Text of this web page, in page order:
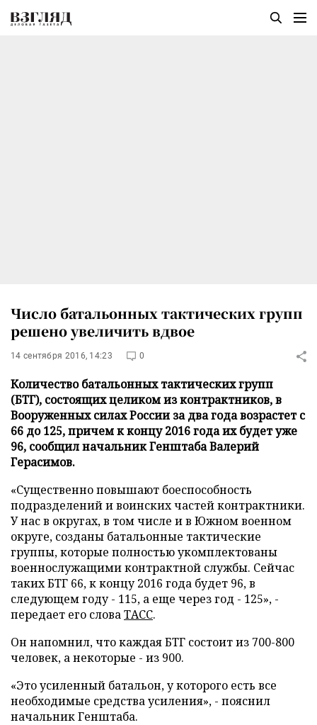
Число батальонных тактических групп
решено увеличить вдвое
14 сентября 2016, 14:23 0
Количество батальонных тактических групп
(БТГ), состоящих целиком из контрактников, в
Вооруженных силах России за два года возрастет с
66 до 125, причем к концу 2016 года их будет уже
96, сообщил начальник Генштаба Валерий
Герасимов.
«Существенно повышают боеспособность
подразделений и воинских частей контрактники.
У нас в округах, в том числе и в Южном военном
округе, созданы батальонные тактические
группы, которые полностью укомплектованы
военнослужащими контрактной службы. Сейчас
таких БТГ 66, к концу 2016 года будет 96, в
следующем году - 115, а еще через год - 125», -
передает его словаТАСС.
Он напомнил, что каждая БТГ состоит из 700-800
человек, а некоторые - из 900.
«Это усиленный батальон, у которого есть все
необходимые средства усиления», - пояснил
начальник Генштаба.